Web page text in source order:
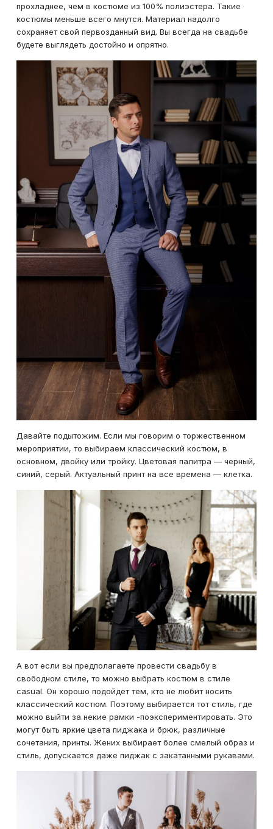
прохладнее, чем в костюме из 100% полиэстера. Такие
костюмы меньше всего мнутся. Материал надолго
сохраняет свой первозданный вид. Вы всегда на свадьбе
будете выглядеть достойно и опрятно.
Давайте подытожим. Если мы говорим о торжественном
мероприятии, то выбираем классический костюм, в
основном, двойку или тройку. Цветовая палитра — черный,
синий, серый. Актуальный принт на все времена — клетка.
А вот если вы предполагаете провести свадьбу в
свободном стиле, то можно выбрать костюм в стиле
casual. Он хорошо подойдёт тем, кто не любит носить
классический костюм. Поэтому выбирается тот стиль, где
можно выйти за некие рамки -поэкспериментировать. Это
могут быть яркие цвета пиджака и брюк, различные
сочетания, принты. Жених выбирает более смелый образ и
стиль, допускается даже пиджак с закатанными рукавами.